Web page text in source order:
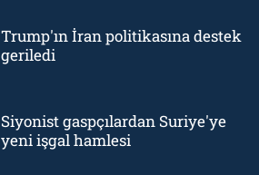
Trump'ın İran politikasına destek
geriledi
Siyonist gaspçılardan Suriye'ye
yeni işgal hamlesi